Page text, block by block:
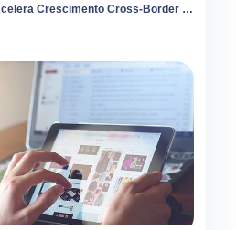
E-commerce Brasileiro Acelera Crescimento Cross-Border e Transformação Digital